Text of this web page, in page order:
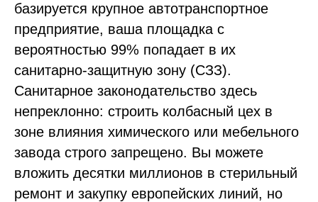
базируется крупное автотранспортное
предприятие, ваша площадка с
вероятностью 99% попадает в их
санитарно-защитную зону (СЗЗ).
Санитарное законодательство здесь
непреклонно: строить колбасный цех в
зоне влияния химического или мебельного
завода строго запрещено. Вы можете
вложить десятки миллионов в стерильный
ремонт и закупку европейских линий, но